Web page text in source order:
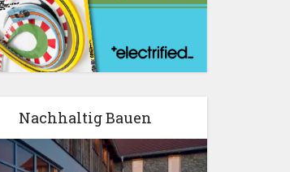
Nachhaltig Bauen